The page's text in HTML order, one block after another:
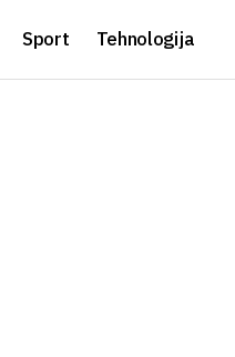
Sport Tehnologija